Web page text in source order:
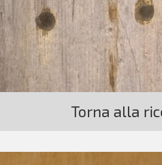
Torna alla